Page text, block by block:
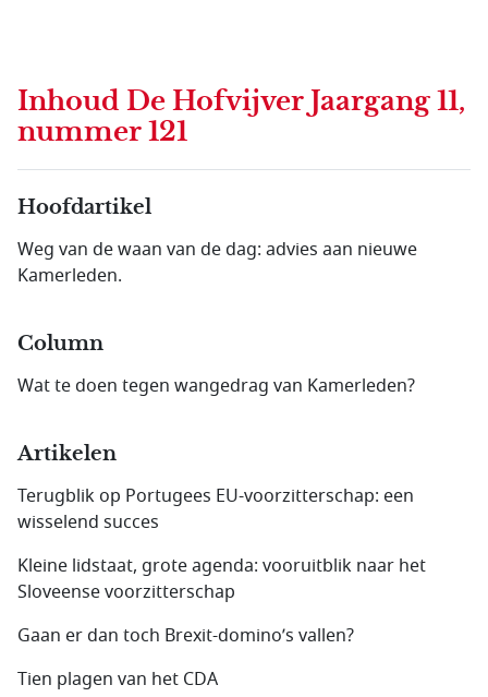
Inhoud De Hofvijver Jaargang 11,
nummer 121
Hoofdartikel
Weg van de waan van de dag: advies aan nieuwe
Kamerleden.
Column
Wat te doen tegen wangedrag van Kamerleden?
Artikelen
Terugblik op Portugees EU-voorzitterschap: een
wisselend succes
Kleine lidstaat, grote agenda: vooruitblik naar het
Sloveense voorzitterschap
Gaan er dan toch Brexit-domino’s vallen?
Tien plagen van het CDA